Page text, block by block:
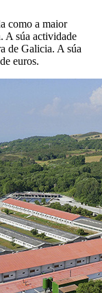
como a maior
A súa actividade
de Galicia. A súa
euros.